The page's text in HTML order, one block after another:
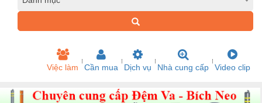
Việc làm Cần mua Dịch vụ Nhà cung cấp Video clip